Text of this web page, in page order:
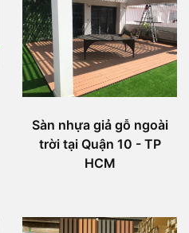
Sàn nhựa giả gỗ ngoài
trời tại Quận 10 - TP
HCM